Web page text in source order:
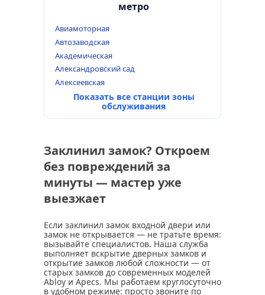
метро
Авиамоторная
Автозаводская
Академическая
Александровский сад
Алексеевская
Показать все станции зоны
обслуживания
Заклинил замок? Откроем
без повреждений за
минуты — мастер уже
выезжает
Если заклинил замок входной двери или
замок не открывается — не тратьте время:
вызывайте специалистов. Наша служба
выполняет вскрытие дверных замков и
открытие замков любой сложности — от
старых замков до современных моделей
Abloy и Apecs. Мы работаем круглосуточно
в удобном режиме: просто звоните по